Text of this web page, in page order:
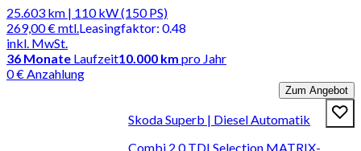
25.603 km | 110 kW (150 PS)
269,00 €mtl.
inkl. MwSt.
Leasingfaktor: 0.48
36 Monate Laufzeit10.000 km pro Jahr
0 € Anzahlung
Zum Angebot
Skoda Superb | Diesel Automatik
Combi 2.0 TDI Selection MATRIX-